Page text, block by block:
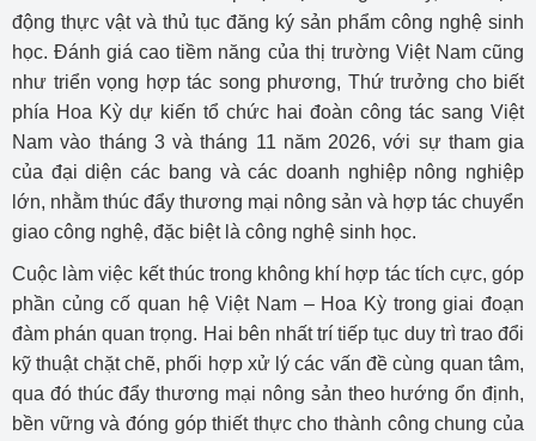
động thực vật và thủ tục đăng ký sản phẩm công nghệ sinh
học. Đánh giá cao tiềm năng của thị trường Việt Nam cũng
như triển vọng hợp tác song phương, Thứ trưởng cho biết
phía Hoa Kỳ dự kiến tổ chức hai đoàn công tác sang Việt
Nam vào tháng 3 và tháng 11 năm 2026, với sự tham gia
của đại diện các bang và các doanh nghiệp nông nghiệp
lớn, nhằm thúc đẩy thương mại nông sản và hợp tác chuyển
giao công nghệ, đặc biệt là công nghệ sinh học.
Cuộc làm việc kết thúc trong không khí hợp tác tích cực, góp
phần củng cố quan hệ Việt Nam – Hoa Kỳ trong giai đoạn
đàm phán quan trọng. Hai bên nhất trí tiếp tục duy trì trao đổi
kỹ thuật chặt chẽ, phối hợp xử lý các vấn đề cùng quan tâm,
qua đó thúc đẩy thương mại nông sản theo hướng ổn định,
bền vững và đóng góp thiết thực cho thành công chung của